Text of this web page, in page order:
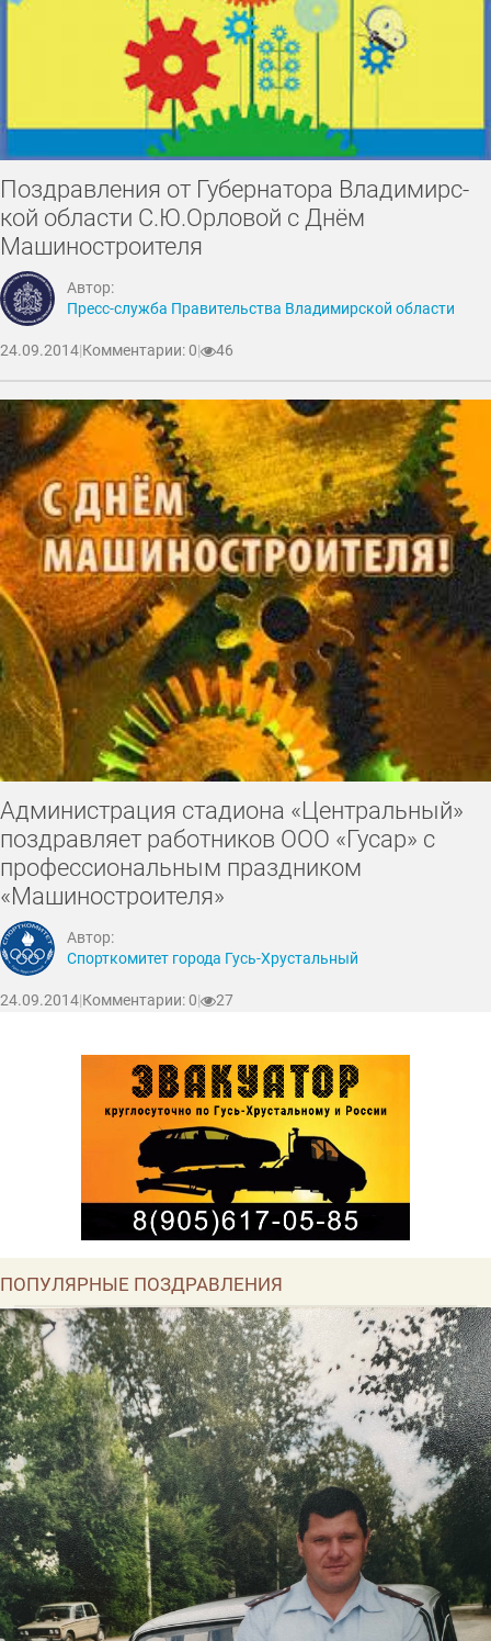
Поздравления от Гу­бер­на­тора Вла­димирс­
кой области С.Ю.Ор­ло­вой с Днём
Машиностроителя
Автор:
Пресс-служба Правительства Владимирской области
24.09.2014 Комментарии: 0 46
Администрация стадиона «Центральный»
поздравляет работников ООО «Гусар» с
профессиональным праздником
«Машиностроителя»
Автор:
Спорткомитет города Гусь-Хрустальный
24.09.2014|Комментарии: 0| 27
ПОПУЛЯРНЫЕ ПОЗДРАВЛЕНИЯ